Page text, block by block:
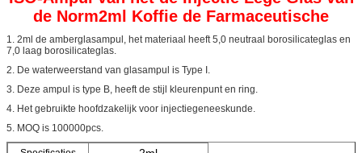
de Norm2ml Koffie de Farmaceutische
1. 2ml de amberglasampul, het materiaal heeft 5,0 neutraal borosilicateglas en
7,0 laag borosilicateglas.
2. De waterweerstand van glasampul is Type I.
3. Deze ampul is type B, heeft de stijl kleurenpunt en ring.
4. Het gebruikte hoofdzakelijk voor injectiegeneeskunde.
5. MOQ is 100000pcs.